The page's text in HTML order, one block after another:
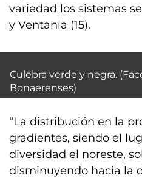
variedad los sistemas
y Ventania (15).
Culebra verde y negra.
Bonaerenses)
“La distribución en la
gradientes, siendo el
diversidad el noreste,
disminuyendo hacia la